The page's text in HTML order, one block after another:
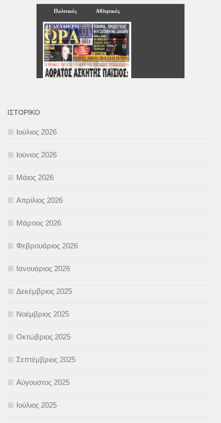
ΙΣΤΟΡΙΚΌ
Ιούλιος 2026
Ιούνιος 2026
Μάιος 2026
Απρίλιος 2026
Μάρτιος 2026
Φεβρουάριος 2026
Ιανουάριος 2026
Δεκέμβριος 2025
Νοέμβριος 2025
Οκτώβριος 2025
Σεπτέμβριος 2025
Αύγουστος 2025
Ιούλιος 2025